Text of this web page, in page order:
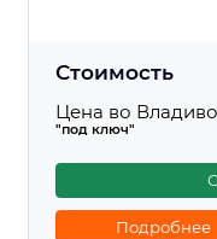
Стоимость
Цена во
"под ключ"
Подробнее